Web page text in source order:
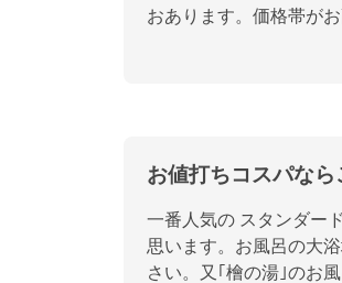
おあります。価格帯が
お値打ちコスパなら
一番人気の スタンダー
思います。お風呂の大
さい。又｢檜の湯｣のお